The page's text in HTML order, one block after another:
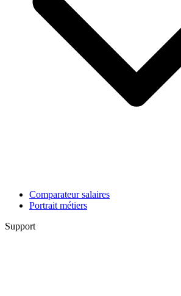
Comparateur salaires
Portrait métiers
Support